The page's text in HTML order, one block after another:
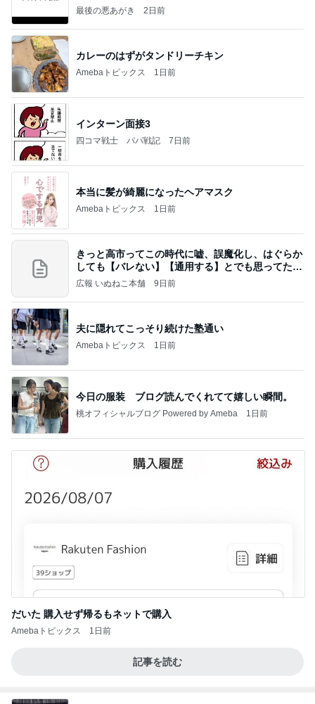
最後の悪あがき 2日前
カレーのはずがタンドリーチキン
Amebaトピックス 1日前
インターン面接3
四コマ戦士 パパ戦記 7日前
本当に髪が綺麗になったヘアマスク
Amebaトピックス 1日前
きっと高市ってこの時代に嘘、誤魔化し、はぐらか
しても【バレない】【通用する】とでも思ってたん
だろ
広報 いぬねこ本舗 9日前
夫に隠れてこっそり続けた塾通い
Amebaトピックス 1日前
今日の服装 ブログ読んでくれてて嬉しい瞬間。
桃オフィシャルブログ Powered by Ameba 1日前
だいた 購入せず帰るもネットで購入
Amebaトピックス 1日前
記事を読む